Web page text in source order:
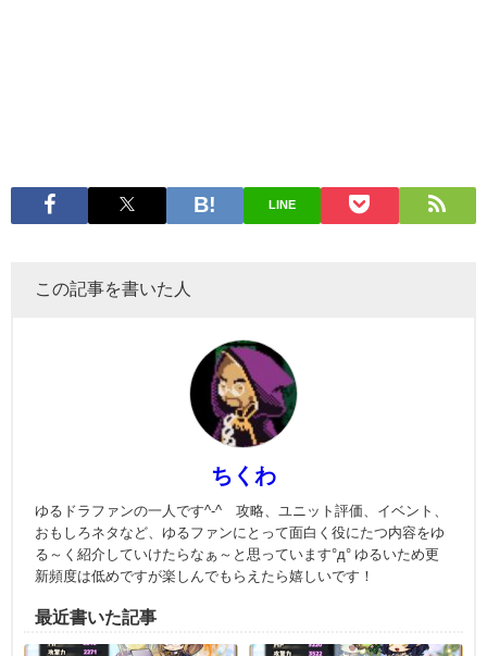
LINE
この記事を書いた人
ちくわ
ゆるドラファンの一人です^-^ 攻略、ユニット評価、イベント、
おもしろネタなど、ゆるファンにとって面白く役にたつ内容をゆ
る～く紹介していけたらなぁ～と思っています°д° ゆるいため更
新頻度は低めですが楽しんでもらえたら嬉しいです！
最近書いた記事